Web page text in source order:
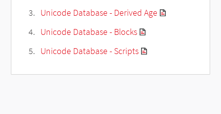
Unicode Database - Derived Age
Unicode Database - Blocks
Unicode Database - Scripts